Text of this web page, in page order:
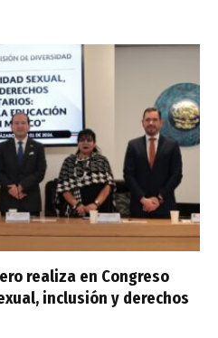
realiza en Congreso
inclusión y derechos